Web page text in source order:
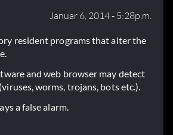
Januar 6, 2014 - 5:28p.m.
resident programs that alter the
and web browser may detect
worms, trojans, bots etc.).
a false alarm.